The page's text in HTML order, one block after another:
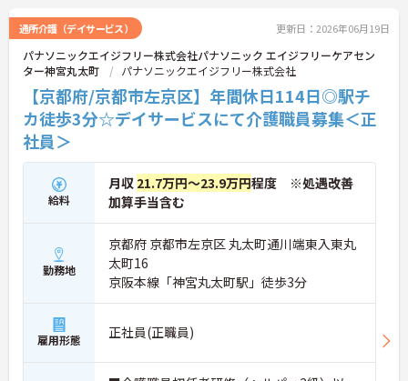
通所介護（デイサービス） 更新日：2026年06月19日
パナソニックエイジフリー株式会社パナソニック エイジフリーケアセン
ター神宮丸太町
パナソニックエイジフリー株式会社
【京都府/京都市左京区】年間休日114日◎駅チ
カ徒歩3分☆デイサービスにて介護職員募集＜正
社員＞
給料
月収 21.7万円～23.9万円程度 ※処遇改善
加算手当含む
勤務地
京都府 京都市左京区 丸太町通川端東入東丸
太町16
京阪本線「神宮丸太町駅」徒歩3分
雇用形態 正社員(正職員)